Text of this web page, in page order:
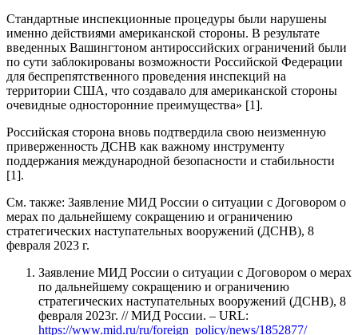
Стандартные инспекционные процедуры были нарушены
именно действиями американской стороны. В результате
введенных Вашингтоном антироссийских ограничений были
по сути заблокированы возможности Российской Федерации
для беспрепятственного проведения инспекций на
территории США, что создавало для американской стороны
очевидные односторонние преимущества» [1].
Российская сторона вновь подтвердила свою неизменную
приверженность ДСНВ как важному инструменту
поддержания международной безопасности и стабильности
[1].
См. также: Заявление МИД России о ситуации с Договором о
мерах по дальнейшему сокращению и ограничению
стратегических наступательных вооружений (ДСНВ), 8
февраля 2023 г.
Заявление МИД России о ситуации с Договором о мерах
по дальнейшему сокращению и ограничению
стратегических наступательных вооружений (ДСНВ), 8
февраля 2023г. // МИД России. – URL:
https://www.mid.ru/ru/foreign_policy/news/1852877/